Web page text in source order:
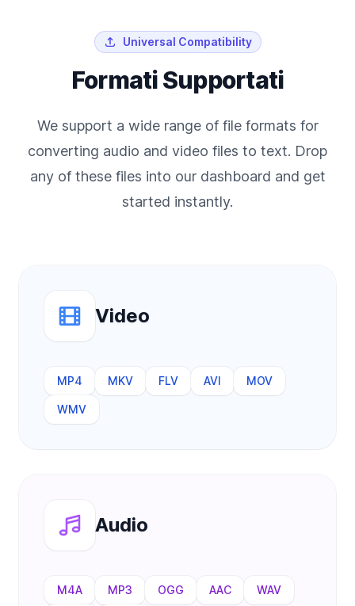
Universal Compatibility
Formati Supportati
We support a wide range of file formats for
converting audio and video files to text. Drop
any of these files into our dashboard and get
started instantly.
Video
MP4 MKV FLV AVI MOV
WMV
Audio
M4A MP3 OGG AAC WAV